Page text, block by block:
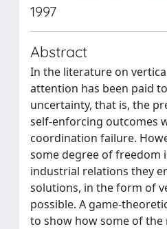
1997
Abstract
In the literature on
attention has been paid
uncertainty, that is, the
self-enforcing outcomes
coordination failure.
some degree of freedom
industrial relations they
solutions, in the form of
possible. A game-
to show how some of